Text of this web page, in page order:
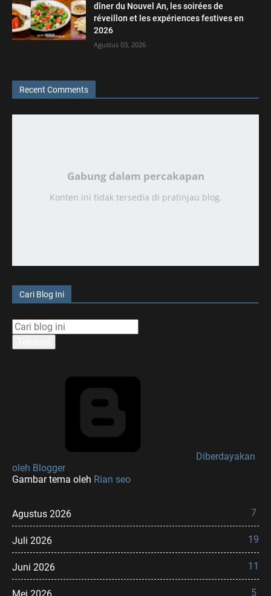
dîner du Nouvel An, les soirées de
réveillon et les expériences festives en
2026
Agustus 03, 2026
Recent Comments
Gabung dalam percakapan
Konten ini tidak tersedia di pratinjau blog.
Cari Blog Ini
Diberdayakan
oleh Blogger
Gambar tema oleh Rian seo
Agustus 2026 7
Juli 2026 19
Juni 2026 11
5